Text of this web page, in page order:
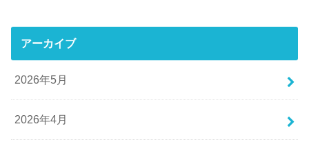
アーカイブ
2026年5月
2026年4月